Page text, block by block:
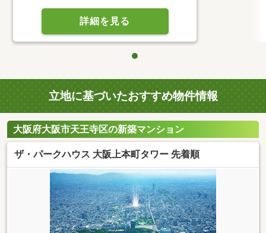
詳細を見る
立地に基づいたおすすめ物件情報
大阪府大阪市天王寺区の新築マンション
ザ・パークハウス 大阪上本町タワー 先着順